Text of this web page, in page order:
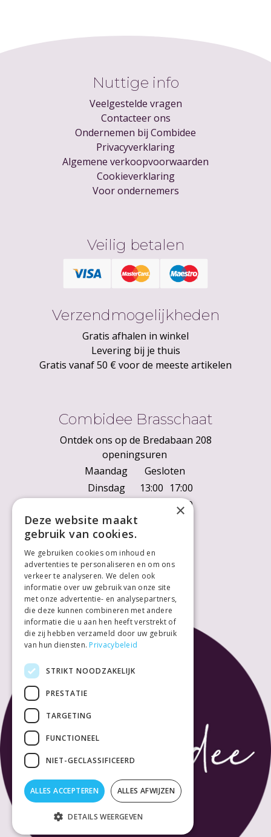
Nuttige info
Veelgestelde vragen
Contacteer ons
Ondernemen bij Combidee
Privacyverklaring
Algemene verkoopvoorwaarden
Cookieverklaring
Voor ondernemers
Veilig betalen
Verzendmogelijkheden
Gratis afhalen in winkel
Levering bij je thuis
Gratis vanaf 50 € voor de meeste artikelen
Combidee Brasschaat
Ontdek ons op de Bredabaan 208
openingsuren
Maandag
Gesloten
Dinsdag
13:00 17:00
18:00
Donderdag
Vrijdag
Zaterdag
10:00
Zondag
Gesloten
×
Deze website maakt
gebruik van cookies.
We gebruiken cookies om inhoud en
advertenties te personaliseren en om ons
verkeer te analyseren. We delen ook
informatie over uw gebruik van onze site
met onze advertentie- en analysepartners,
die deze kunnen combineren met andere
informatie die u aan hen heeft verstrekt of
die zij hebben verzameld door uw gebruik
van hun diensten. Privacybeleid
STRIKT NOODZAKELIJK
PRESTATIE
TARGETING
FUNCTIONEEL
NIET-GECLASSIFICEERD
ALLES ACCEPTEREN ALLES AFWIJZEN
DETAILS WEERGEVEN